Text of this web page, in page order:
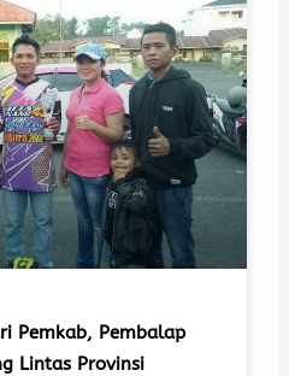
Pemkab, Pembalap
Lintas Provinsi